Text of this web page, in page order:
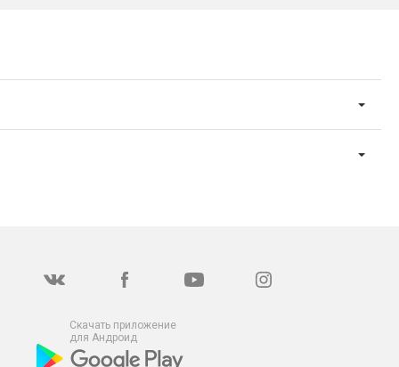
Скачать приложение
для Андроид